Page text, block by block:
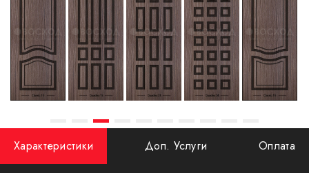
Характеристики Доп. Услуги Оплата